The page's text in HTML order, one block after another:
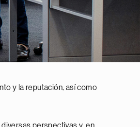
y la reputación, así como